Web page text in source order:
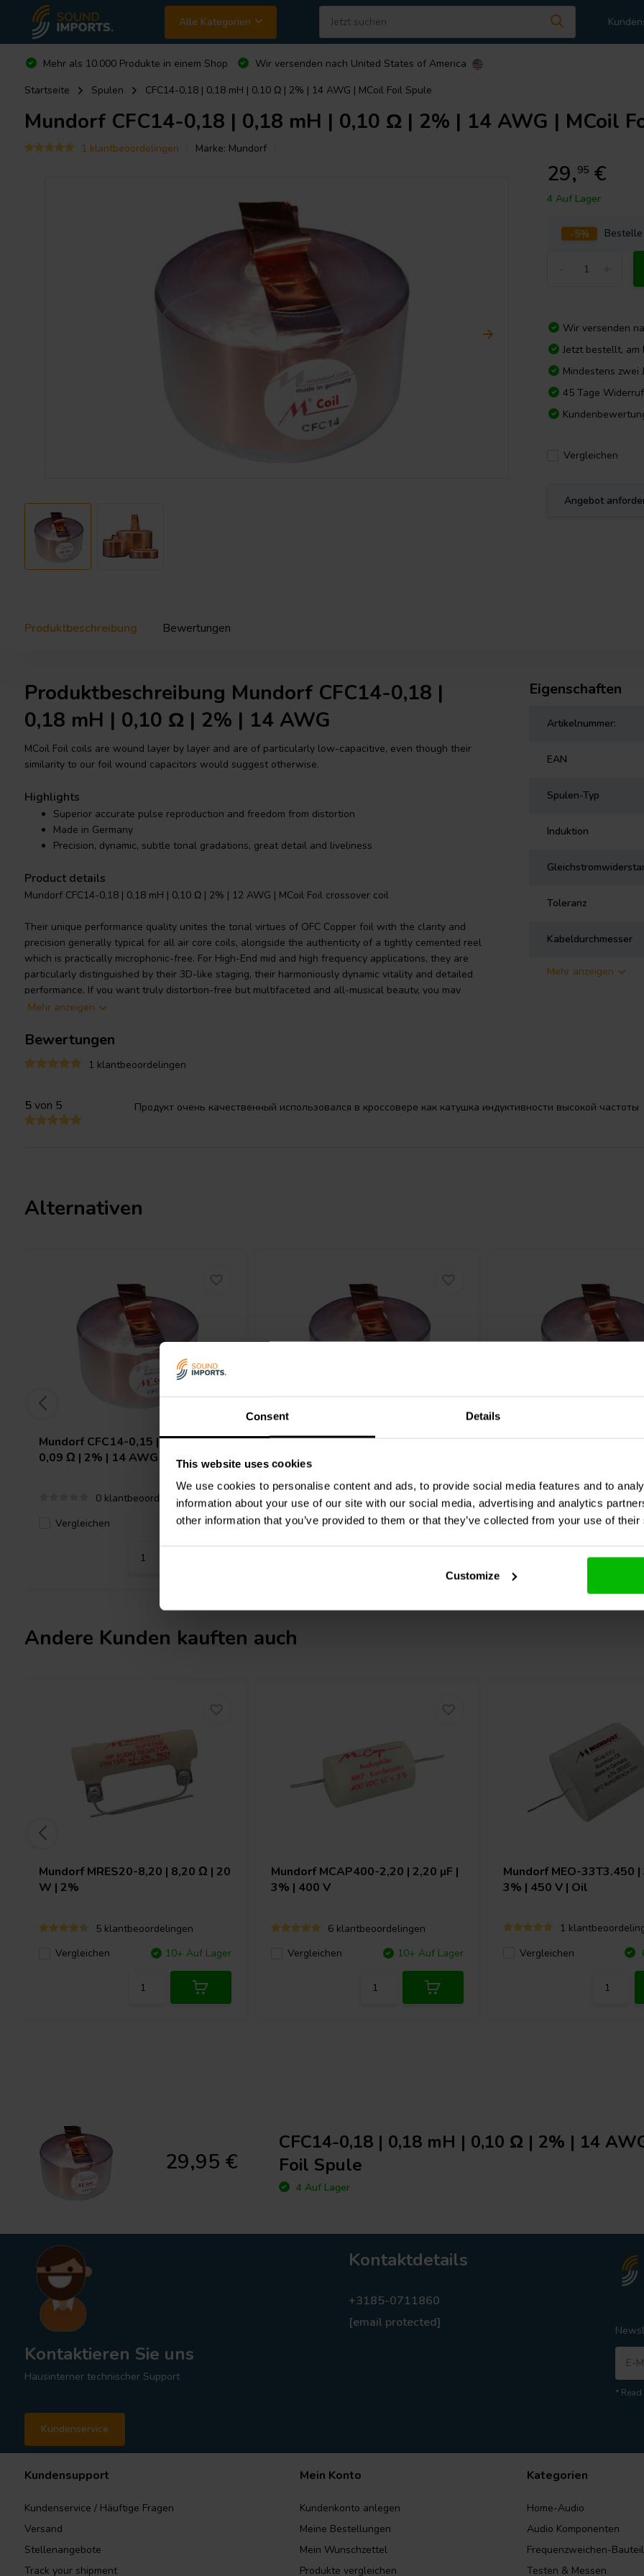
Consent Details
This website uses cookies
We use cookies to personalise content and ads, to provide social media features and to
information about your use of our site with our social media, advertising and analytics
other information that you’ve provided to them or that they’ve collected from your use of
Customize
Alle Kategorien
Mehr als 10.000 Produkte in einem Shop Wir versenden nach United States of America
Startseite
Spulen CFC14-0,18 | 0,18 mH | 0,10 Ω | 2% | 14 AWG | MCoil Foil Spule
MundorfCFC14-0,18 | 0,18 mH | 0,10 Ω | 2% | 14 AWG | MCoil
1 klantbeoordelingen Marke: Mundorf
29,95 €
4 Auf Lager
-5%
Wir versenden
Jetzt bestellt,
Mindestens zwei
45 Tage
Vergleichen
Angebot
Produktbeschreibung Bewertungen
Produktbeschreibung Mundorf CFC14-0,18 |
0,18 mH | 0,10 Ω | 2% | 14 AWG
MCoil Foil coils are wound layer by layer and are of particularly low-capacitive, even though their
similarity to our foil wound capacitors would suggest otherwise.
Highlights
Superior accurate pulse reproduction and freedom from distortion
Made in Germany
Precision, dynamic, subtle tonal gradations, great detail and liveliness
Product details
Mundorf CFC14-0,18 | 0,18 mH | 0,10 Ω | 2% | 12 AWG | MCoil Foil crossover coil
Their unique performance quality unites the tonal virtues of OFC Copper foil with the clarity and
precision generally typical for all air core coils, alongside the authenticity of a tightly cemented reel
which is practically microphonic-free. For High-End mid and high frequency applications, they are
particularly distinguished by their 3D-like staging, their harmoniously dynamic vitality and detailed
performance. If you want truly distortion-free but multifaceted and all-musical beauty, you may
consider copper foil coils as first choice for your bass coils.
Specifications:Cu-Foil: 70 μ • OFC-Copper 99.99% pure • Insulation: Polyprophylene 20 μ • Central
Mehr anzeigen
Eigenschaften
Artikelnummer:
EAN
Spulen-Typ
Induktion
Toleranz
Kabeldurchmesser
Mehr anzeigen
Bewertungen
1 klantbeoordelingen
5von 5 Продукт очень качественный использовался в кроссовере как катушка индуктивности высокой частоты
Alternativen
MundorfCFC14-0,15 | 0,15 mH |
0,09 Ω | 2% | 14 AWG
0 klantbeoordelingen
Vergleichen
4 Auf Lager
MundorfCFC14-0,22 | 0,22 mH |
0,11 Ω | 2% | 14 AWG
0 klantbeoordelingen
Vergleichen
5 Auf Lager
MundorfCFC14-0,10 |
0
Vergleichen
Andere Kunden kauften auch
MundorfMRES20-8,20 | 8,20 Ω | 20
W | 2%
5 klantbeoordelingen
Vergleichen
10+ Auf Lager
MundorfMCAP400-2,20 | 2,20 µF |
3% | 400 V
6 klantbeoordelingen
Vergleichen
10+ Auf Lager
MundorfMEO-33T3.450 |
3% | 450 V | Oil
1
Vergleichen
29,95 €
CFC14-0,18 | 0,18 mH | 0,10 Ω | 2% | 14
Foil Spule
4 Auf Lager
Kontaktieren Sie uns
Hausinterner technischer Support
Kundenservice
Kontaktdetails
+3185-0711860
[email protected]
*
Kundensupport
Kundenservice / Häuftige Fragen
Versand
Stellenangebote
Track your shipment
Mein Konto
Kundenkonto anlegen
Meine Bestellungen
Mein Wunschzettel
Produkte vergleichen
Kategorien
Home-Audio
Audio Komponenten
Frequenzweichen-
Testen & Messen